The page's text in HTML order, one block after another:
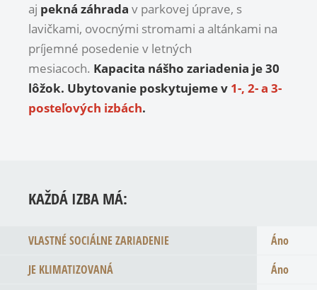
aj pekná záhrada v parkovej úprave, s
lavičkami, ovocnými stromami a altánkami na
príjemné posedenie v letných
mesiacoch. Kapacita nášho zariadenia je 30
lôžok. Ubytovanie poskytujeme v 1-, 2- a 3-
posteľových izbách.
KAŽDÁ IZBA MÁ:
VLASTNÉ SOCIÁLNE ZARIADENIE
Áno
JE KLIMATIZOVANÁ
Áno